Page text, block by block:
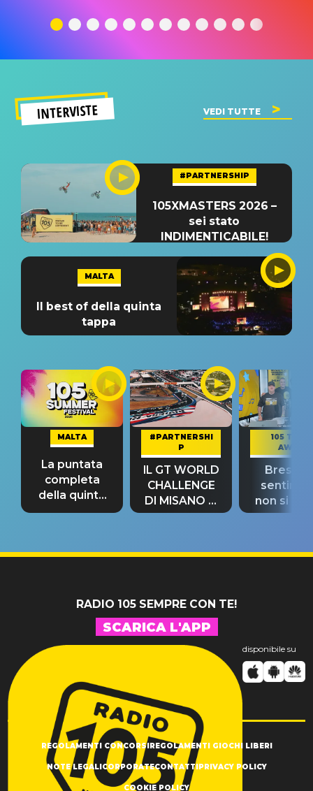
significato
del singolo
INTERVISTE VEDI TUTTE
#PARTNERSHIP
105XMASTERS 2026 –
sei stato
INDIMENTICABILE!
MALTA
Il best of della quinta
tappa
MALTA
La puntata
completa
della quinta
tappa
#PARTNERSHI
P
IL GT WORLD
CHALLENGE
DI MISANO si
riconferma
105 TAKE
AWAY
Bresh:
non si
fino alla
RADIO 105 SEMPRE CON TE!
SCARICA L'APP
disponibile su
REGOLAMENTI CONCORSI REGOLAMENTI GIOCHI LIBERI
NOTE LEGALI CORPORATECONTATTI PRIVACY POLICY
COOKIE POLICY